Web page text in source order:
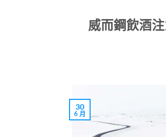
威而鋼飲酒
30
6 月